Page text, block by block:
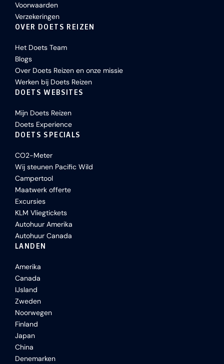
Voorwaarden
Verzekeringen
OVER DOETS REIZEN
Het Doets Team
Blogs
Over Doets Reizen en onze missie
Werken bij Doets Reizen
DOETS WEBSITES
Mijn Doets Reizen
Doets Experience
DOETS SPECIALS
CO2-Meter
Wij steunen Pacific Wild
Campertool
Maatwerk offerte
Excursies
KLM Vliegtickets
Autohuur Amerika
Autohuur Canada
LANDEN
Amerika
Canada
IJsland
Zweden
Noorwegen
Finland
Japan
China
Denemarken